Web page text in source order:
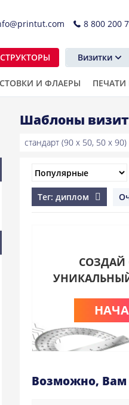
8 800 200
Визитки
И ФЛАЕРЫ
Шаблоны
стандарт (90 x 50, 50 x 90)
Тег: диплом
СОЗДАЙ
Возможно,